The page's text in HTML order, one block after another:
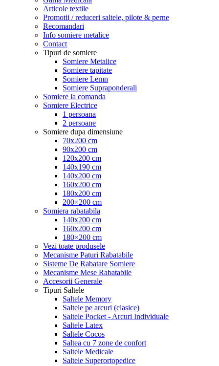
Articole textile
Promotii / reduceri saltele, pilote & perne
Recomandari
Info somiere metalice
Contact
Tipuri de somiere
Somiere Metalice
Somiere tapitate
Somiere Lemn
Somiere Supraponderali
Somiere la comanda
Somiere Electrice
1 persoana
2 persoane
Somiere dupa dimensiune
70x200 cm
90x200 cm
120x200 cm
140x190 cm
140x200 cm
160x200 cm
180x200 cm
200×200 cm
Somiera rabatabila
140x200 cm
160x200 cm
180×200 cm
Vezi toate produsele
Mecanisme Paturi Rabatabile
Sisteme De Rabatare Somiere
Mecanisme Mese Rabatabile
Accesorii Generale
Tipuri Saltele
Saltele Memory
Saltele pe arcuri (clasice)
Saltele Pocket - Arcuri Individuale
Saltele Latex
Saltele Cocos
Saltea cu 7 zone de confort
Saltele Medicale
Saltele Superortopedice